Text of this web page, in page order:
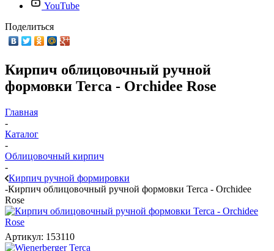
YouTube
Поделиться
Кирпич облицовочный ручной
формовки Terca - Orchidee Rose
Главная
-
Каталог
-
Облицовочный кирпич
-
Кирпич ручной формировки
-Кирпич облицовочный ручной формовки Terca - Orchidee
Rose
Артикул: 153110